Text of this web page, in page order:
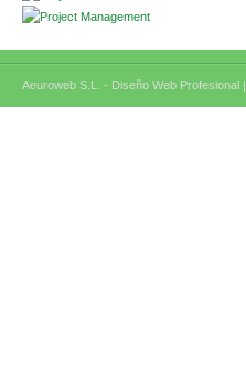
Aeuroweb S.L. - Diseño Web Profesional |